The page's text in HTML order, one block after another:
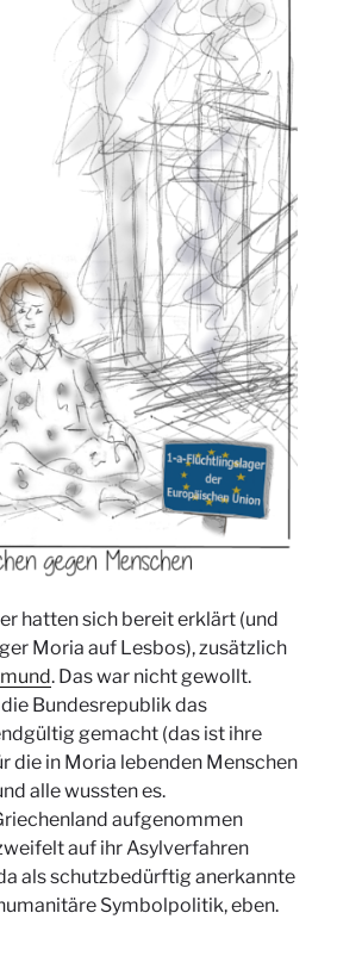
hatten sich bereit erklärt (und
Moria auf Lesbos), zusätzlich
. Das war nicht gewollt.
Bundesrepublik das
gemacht (das ist ihre
die in Moria lebenden Menschen
alle wussten es.
aufgenommen
auf ihr Asylverfahren
als schutzbedürftig anerkannte
Symbolpolitik, eben.